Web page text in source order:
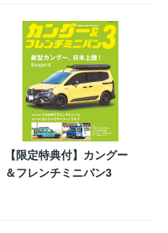
【限定特典付】カングー
＆フレンチミニバン3